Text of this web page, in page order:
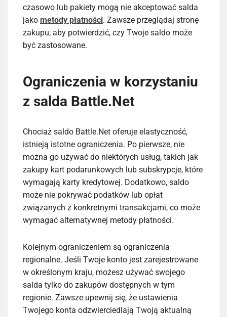
czasowo lub pakiety mogą nie akceptować salda
jako metody płatności. Zawsze przeglądaj stronę
zakupu, aby potwierdzić, czy Twoje saldo może
być zastosowane.
Ograniczenia w korzystaniu
z salda Battle.Net
Chociaż saldo Battle.Net oferuje elastyczność,
istnieją istotne ograniczenia. Po pierwsze, nie
można go używać do niektórych usług, takich jak
zakupy kart podarunkowych lub subskrypcje, które
wymagają karty kredytowej. Dodatkowo, saldo
może nie pokrywać podatków lub opłat
związanych z konkretnymi transakcjami, co może
wymagać alternatywnej metody płatności.
Kolejnym ograniczeniem są ograniczenia
regionalne. Jeśli Twoje konto jest zarejestrowane
w określonym kraju, możesz używać swojego
salda tylko do zakupów dostępnych w tym
regionie. Zawsze upewnij się, że ustawienia
Twojego konta odzwierciedlają Twoją aktualną